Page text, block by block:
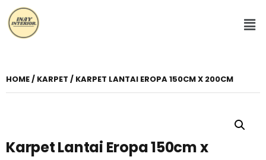
HOME/ KARPET / KARPET LANTAI EROPA 150CM X 200CM
Karpet Lantai Eropa 150cm x